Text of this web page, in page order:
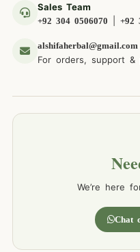
Sales Team
+92 304 0506070 +92
alshifaherbal@gmail.com
For orders, support &
We’re here
Chat